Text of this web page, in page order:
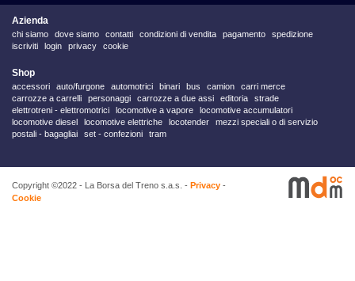
Azienda
chi siamo dove siamo contatti condizioni di vendita pagamento
spedizione
iscriviti
login privacy cookie
Shop
accessori auto/furgone automotrici binari bus camion
carri merce
carrozze a carrelli
personaggi carrozze a due assi editoria
strade
elettrotreni - elettromotrici
locomotive a vapore
locomotive accumulatori
locomotive diesel
locomotive elettriche locotender
mezzi speciali o di servizio
postali - bagagliai
set - confezioni tram
Copyright ©2022 - La Borsa del Treno s.a.s. - Privacy -
Cookie